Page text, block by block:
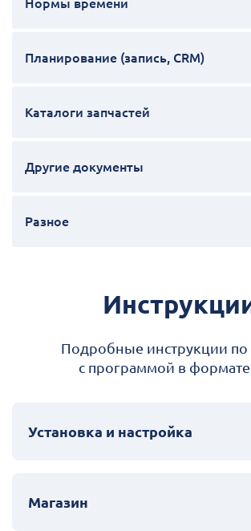
Нормы времени
Планирование (запись, CRM)
Каталоги запчастей
Другие документы
Разное
Подробные инструкции по
с программой в формате
Установка и настройка
Магазин